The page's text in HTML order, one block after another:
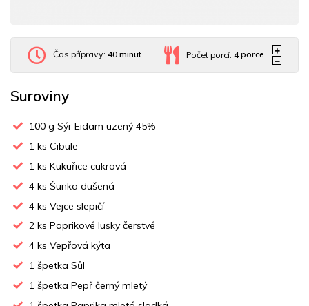
Čas přípravy:40 minut Počet porcí:4 porce
Suroviny
100 g Sýr Eidam uzený 45%
1 ks Cibule
1 ks Kukuřice cukrová
4 ks Šunka dušená
4 ks Vejce slepičí
2 ks Paprikové lusky čerstvé
4 ks Vepřová kýta
1 špetka Sůl
1 špetka Pepř černý mletý